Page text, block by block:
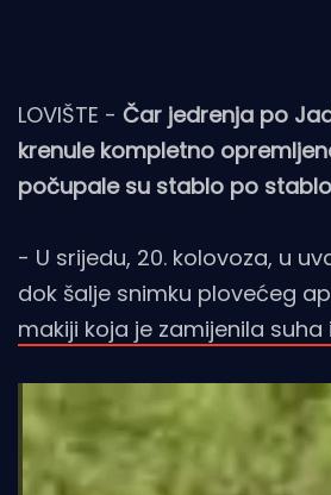
LOVIŠTE - Čar jedrenja po
krenule kompletno
počupale su stablo po
- U srijedu, 20. kolovoza, u
dok šalje snimku plovećeg
makiji koja je zamijenila